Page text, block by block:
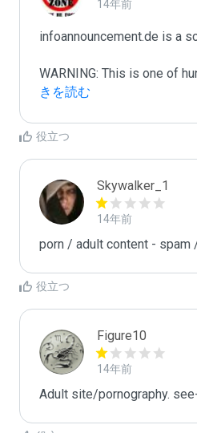
14年前
infoannouncement.de is a
WARNING: This is one of
きを読む
役立つ
Skywalker_1
14年前
porn / adult content - spam
役立つ
Figure10
14年前
Adult site/pornography.